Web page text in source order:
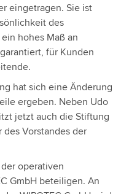
eingetragen. Sie ist
des
hohes Maß an
für Kunden
hat sich eine Änderung
ergeben. Neben Udo
jetzt auch die Stiftung
Vorstandes der
operativen
GmbH beteiligen. An